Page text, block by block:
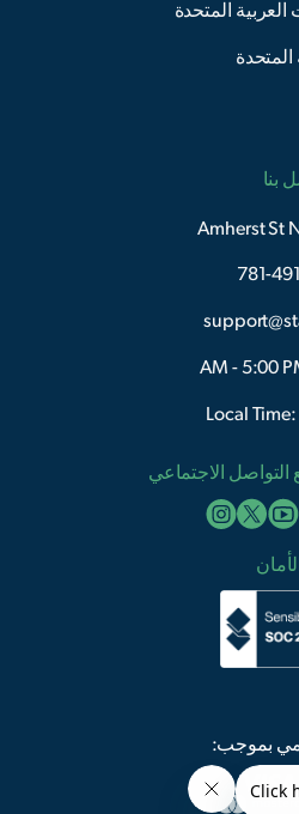
العربية المتحدة
المتحدة
بنا
Amherst St
781-
Local
التواصل الاجتماعي
بموجب: